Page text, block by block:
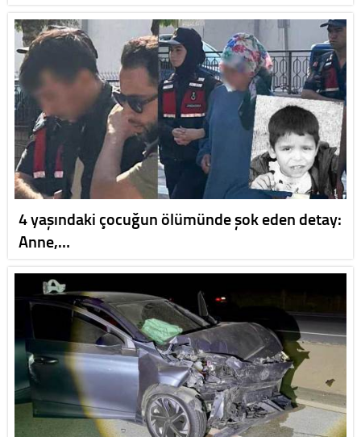
4 yaşındaki çocuğun ölümünde şok eden detay:
Anne,…